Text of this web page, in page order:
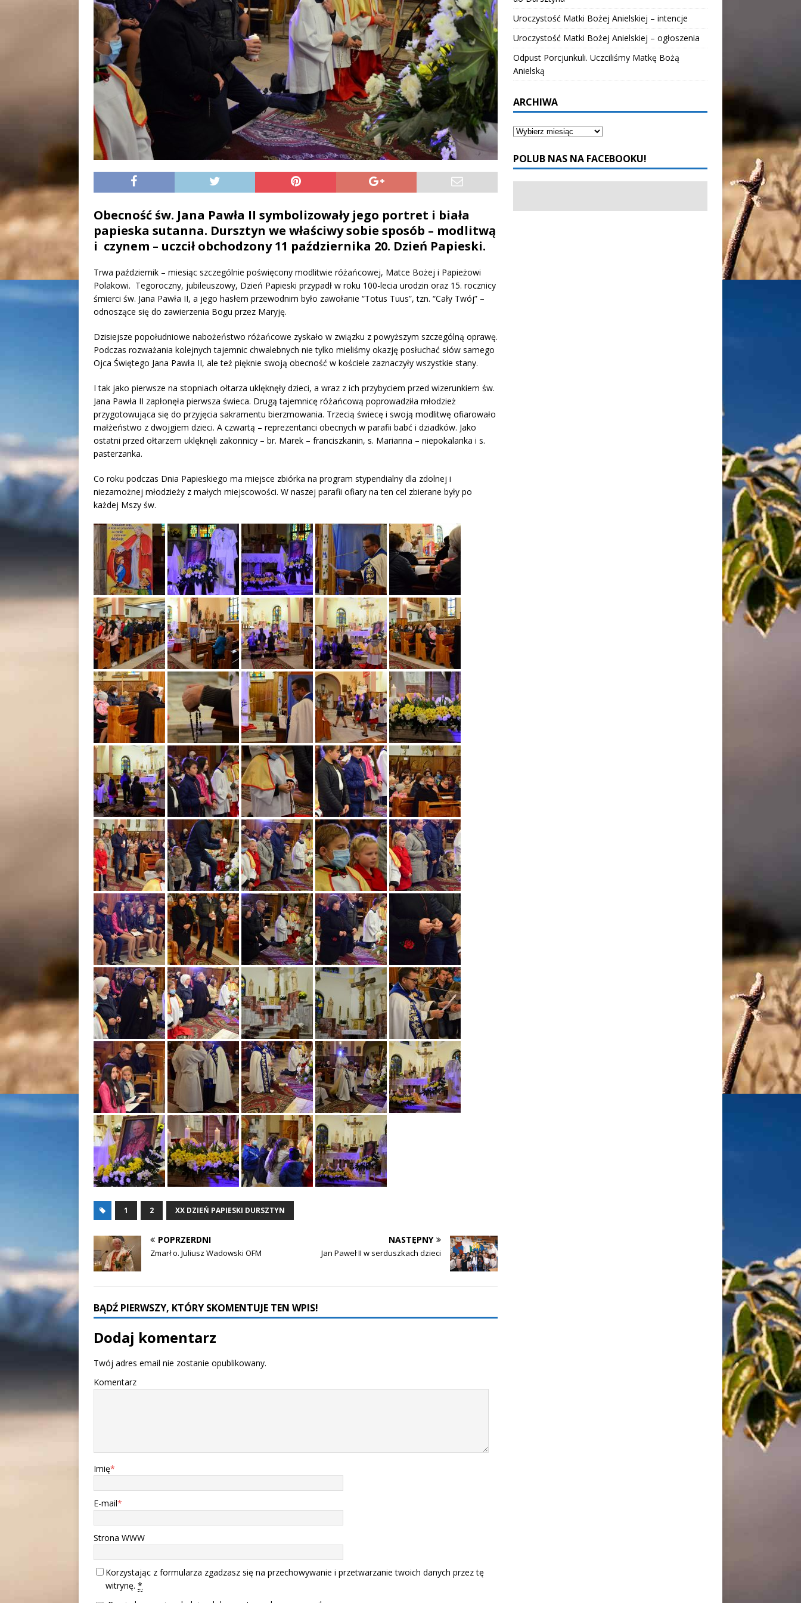
Obecność św. Jana Pawła II symbolizowały jego portret i biała
papieska sutanna. Dursztyn we właściwy sobie sposób – modlitwą
i czynem – uczcił obchodzony 11 października 20. Dzień Papieski.
Trwa październik – miesiąc szczególnie poświęcony modlitwie różańcowej, Matce Bożej i Papieżowi
Polakowi. Tegoroczny, jubileuszowy, Dzień Papieski przypadł w roku 100-lecia urodzin oraz 15. rocznicy
śmierci św. Jana Pawła II, a jego hasłem przewodnim było zawołanie “Totus Tuus”, tzn. “Cały Twój” –
odnoszące się do zawierzenia Bogu przez Maryję.
Dzisiejsze popołudniowe nabożeństwo różańcowe zyskało w związku z powyższym szczególną oprawę.
Podczas rozważania kolejnych tajemnic chwalebnych nie tylko mieliśmy okazję posłuchać słów samego
Ojca Świętego Jana Pawła II, ale też pięknie swoją obecność w kościele zaznaczyły wszystkie stany.
I tak jako pierwsze na stopniach ołtarza uklęknęły dzieci, a wraz z ich przybyciem przed wizerunkiem św.
Jana Pawła II zapłonęła pierwsza świeca. Drugą tajemnicę różańcową poprowadziła młodzież
przygotowująca się do przyjęcia sakramentu bierzmowania. Trzecią świecę i swoją modlitwę ofiarowało
małżeństwo z dwojgiem dzieci. A czwartą – reprezentanci obecnych w parafii babć i dziadków. Jako
ostatni przed ołtarzem uklęknęli zakonnicy – br. Marek – franciszkanin, s. Marianna – niepokalanka i s.
pasterzanka.
Co roku podczas Dnia Papieskiego ma miejsce zbiórka na program stypendialny dla zdolnej i
niezamożnej młodzieży z małych miejscowości. W naszej parafii ofiary na ten cel zbierane były po
każdej Mszy św.
1 2 XX DZIEŃ PAPIESKI DURSZTYN
POPRZERDNI
Zmarł o. Juliusz Wadowski OFM
NASTĘPNY
Jan Paweł II w serduszkach dzieci
BĄDŹ PIERWSZY, KTÓRY SKOMENTUJE TEN WPIS!
Dodaj komentarz
Twój adres email nie zostanie opublikowany.
Komentarz
Imię*
E-mail*
Strona WWW
Korzystając z formularza zgadzasz się na przechowywanie i przetwarzanie twoich danych przez tę
witrynę. *
Uroczystość Matki Bożej Anielskiej – intencje
Uroczystość Matki Bożej Anielskiej – ogłoszenia
Odpust Porcjunkuli. Uczciliśmy Matkę Bożą
Anielską
ARCHIWA
POLUB NAS NA FACEBOOKU!